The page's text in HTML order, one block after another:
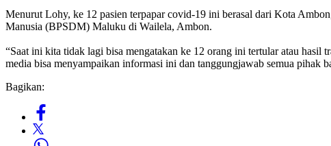
Menurut Lohy, ke 12 pasien terpapar covid-19 ini berasal dari Kota
Manusia (BPSDM) Maluku di Wailela, Ambon.
“Saat ini kita tidak lagi bisa mengatakan ke 12 orang ini tertular atau hasil
media bisa menyampaikan informasi ini dan tanggungjawab semua pihak
Bagikan: